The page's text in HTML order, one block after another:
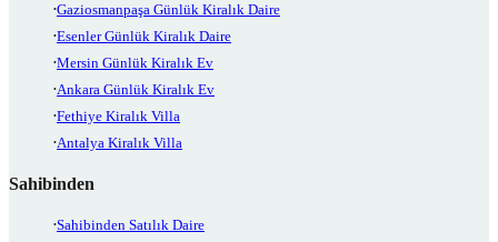
Gaziosmanpaşa Günlük Kiralık Daire
Esenler Günlük Kiralık Daire
Mersin Günlük Kiralık Ev
Ankara Günlük Kiralık Ev
Fethiye Kiralık Villa
Antalya Kiralık Villa
Sahibinden
Sahibinden Satılık Daire